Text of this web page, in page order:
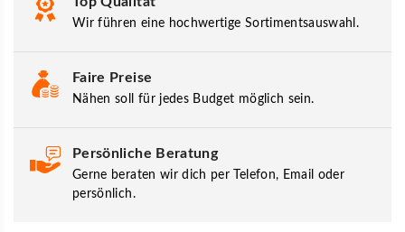
Wir führen eine hochwertige Sortimentsauswahl.
Faire Preise
Nähen soll für jedes Budget möglich sein.
Persönliche Beratung
Gerne beraten wir dich per Telefon, Email oder
persönlich.